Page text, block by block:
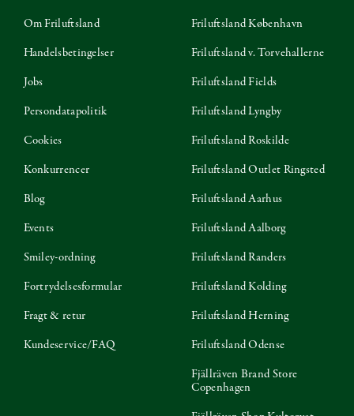
Om Friluftsland
Handelsbetingelser
Jobs
Persondatapolitik
Cookies
Konkurrencer
Blog
Events
Smiley-ordning
Fortrydelsesformular
Fragt & retur
Kundeservice/FAQ
Friluftsland København
Friluftsland v. Torvehallerne
Friluftsland Fields
Friluftsland Lyngby
Friluftsland Roskilde
Friluftsland Outlet Ringsted
Friluftsland Aarhus
Friluftsland Aalborg
Friluftsland Randers
Friluftsland Kolding
Friluftsland Herning
Friluftsland Odense
Fjällräven Brand Store
Copenhagen